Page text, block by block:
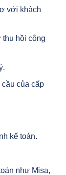
với khách
thu hồi công
của cấp
kế toán.
như Misa,